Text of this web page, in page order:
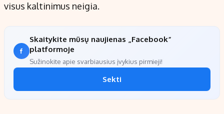
visus kaltinimus neigia.
Skaitykite mūsų naujienas „Facebook“
platformoje
Sužinokite apie svarbiausius įvykius pirmieji!
Sekti